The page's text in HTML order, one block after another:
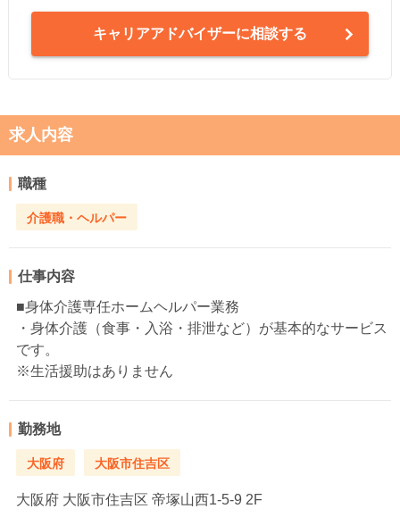
キャリアアドバイザーに相談する
求人内容
職種
介護職・ヘルパー
仕事内容
■身体介護専任ホームヘルパー業務
・身体介護（食事・入浴・排泄など）が基本的なサービス
です。
※生活援助はありません
勤務地
大阪府 大阪市住吉区
大阪府 大阪市住吉区 帝塚山西1-5-9 2F